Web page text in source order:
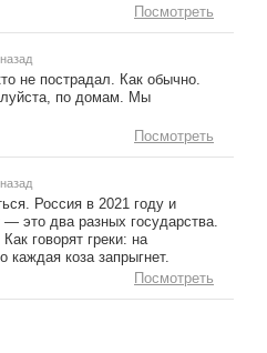
Посмотреть
не пострадал. Как обычно.
по домам. Мы
Посмотреть
Россия в 2021 году и
— это два разных государства.
говорят греки: на
каждая коза запрыгнет.
Посмотреть